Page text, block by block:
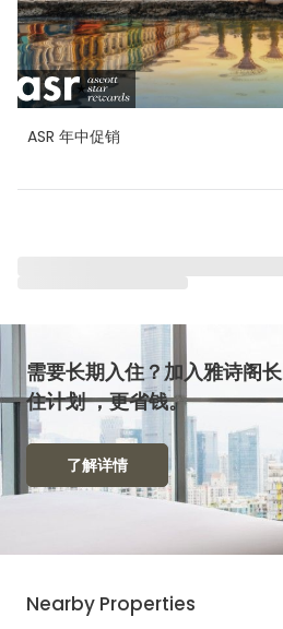
ASR 年中促销
需要长期入住？加入雅诗阁长
住计划 ，更省钱。
了解详情
Nearby Properties